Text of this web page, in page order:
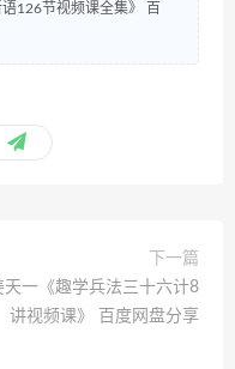
126节视频课全集》 百
下一篇
天一《趣学兵法三十六计8
讲视频课》 百度网盘分享